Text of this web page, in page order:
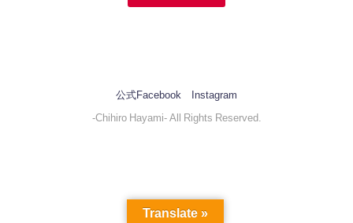
公式Facebook Instagram
-Chihiro Hayami- All Rights Reserved.
Translate »